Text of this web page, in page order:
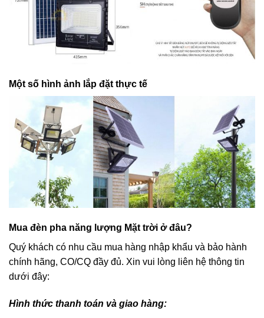
Một số hình ảnh lắp đặt thực tế
Mua đèn pha năng lượng Mặt trời ở đâu?
Quý khách có nhu cầu mua hàng nhập khẩu và bảo hành
chính hãng, CO/CQ đầy đủ. Xin vui lòng liên hệ thông tin
dưới đây:
Hình thức thanh toán và giao hàng: